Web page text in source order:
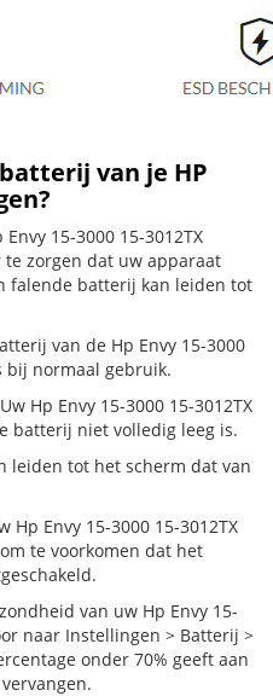
van je HP
15-3000 15-3012TX
zorgen dat uw apparaat
falende batterij kan leiden tot
van de Hp Envy 15-3000
bij normaal gebruik.
Hp Envy 15-3000 15-3012TX
batterij niet volledig leeg is.
leiden tot het scherm dat van
Envy 15-3000 15-3012TX
te voorkomen dat het
van uw Hp Envy 15-
naar Instellingen > Batterij >
onder 70% geeft aan